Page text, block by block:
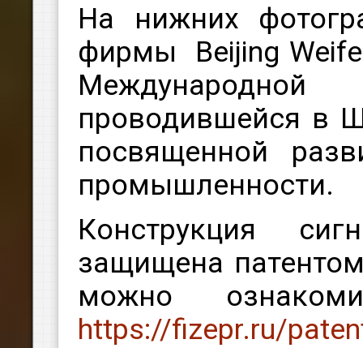
На нижних
фирмы Beijing
проводившейся в
посвященной
промышленности.
Конструкция
защищена
можно
https://fizepr.ru/